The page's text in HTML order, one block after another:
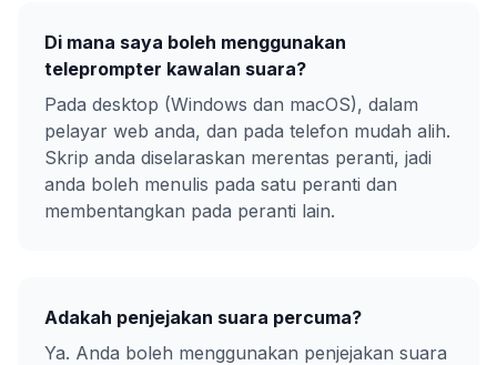
Di mana saya boleh menggunakan
teleprompter kawalan suara?
Pada desktop (Windows dan macOS), dalam
pelayar web anda, dan pada telefon mudah alih.
Skrip anda diselaraskan merentas peranti, jadi
anda boleh menulis pada satu peranti dan
membentangkan pada peranti lain.
Adakah penjejakan suara percuma?
Ya. Anda boleh menggunakan penjejakan suara